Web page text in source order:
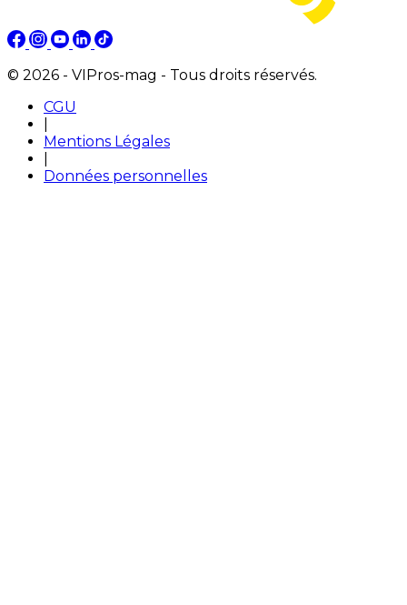
© 2026 - VIPros-mag - Tous droits réservés.
CGU
Mentions Légales
Données personnelles